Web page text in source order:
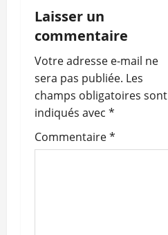
t
i
o
n
d
Laisser un
commentaire
Votre adresse e-mail ne
sera pas publiée. Les
champs obligatoires sont
indiqués avec *
Commentaire*